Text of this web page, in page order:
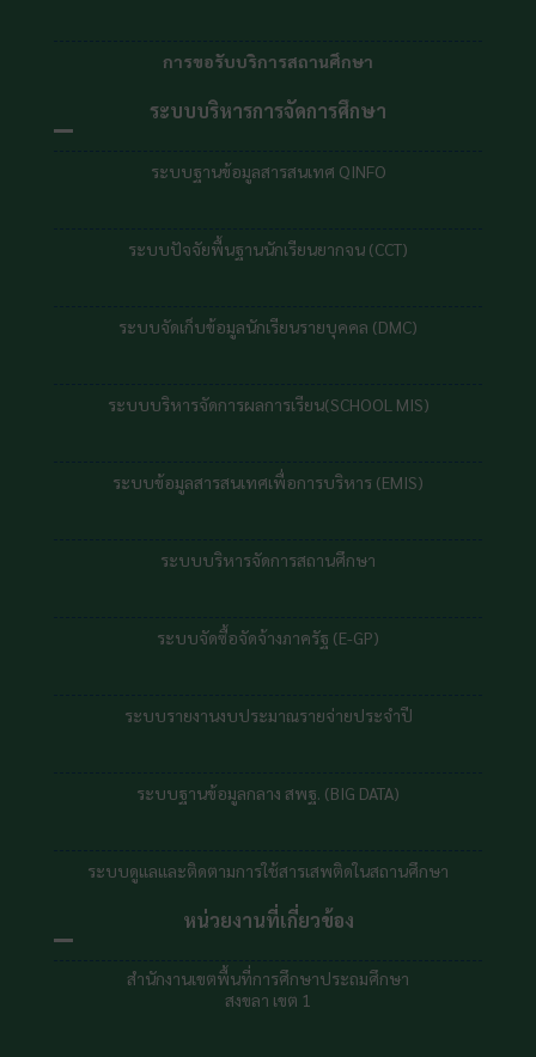
การขอรับบริการสถานศึกษา
ระบบบริหารการจัดการศึกษา
ระบบฐานข้อมูลสารสนเทศ QINFO
ระบบปัจจัยพื้นฐานนักเรียนยากจน (CCT)
ระบบจัดเก็บข้อมูลนักเรียนรายบุคคล (DMC)
ระบบบริหารจัดการผลการเรียน(SCHOOL MIS)
ระบบข้อมูลสารสนเทศเพื่อการบริหาร (EMIS)
ระบบบริหารจัดการสถานศึกษา
ระบบจัดซื้อจัดจ้างภาครัฐ (E-GP)
ระบบรายงานงบประมาณรายจ่ายประจำปี
ระบบฐานข้อมูลกลาง สพฐ. (BIG DATA)
ระบบดูแลและติดตามการใช้สารเสพติดในสถานศึกษา
หน่วยงานที่เกี่ยวข้อง
สำนักงานเขตพื้นที่การศึกษาประถมศึกษา
สงขลา เขต 1